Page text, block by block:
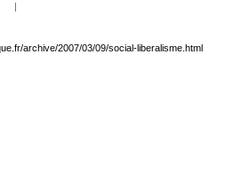
|
archive/2007/03/09/social-liberalisme.html